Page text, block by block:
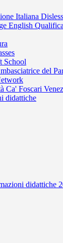
Italiana
English
School
del
Ca' Foscari
didattiche
didattiche